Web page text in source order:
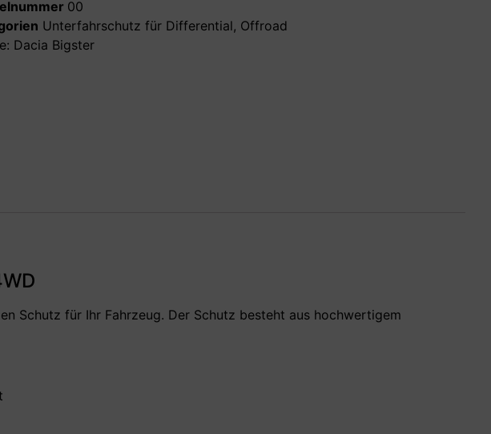
00
Unterfahrschutz für Differential, Offroad
Dacia Bigster
Schutz für Ihr Fahrzeug. Der Schutz besteht aus hochwertigem